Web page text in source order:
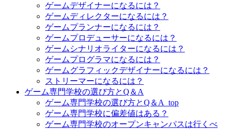
ゲームデザイナーになるには？
ゲームディレクターになるには？
ゲームプランナーになるには？
ゲームプロデューサーになるには？
ゲームシナリオライターになるには？
ゲームプログラマになるには？
ゲームグラフィックデザイナーになるには？
ストリーマーになるには？
ゲーム専門学校の選び方とQ＆A
ゲーム専門学校の選び方とQ＆A_top
ゲーム専門学校に偏差値はある？
ゲーム専門学校のオープンキャンパスは行くべ